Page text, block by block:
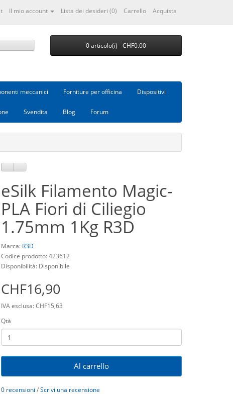
Il mio account Lista dei desideri (0) Carrello Acquista
0 articolo(i) - CHF0.00
meccanici Forniture per officina Dispositivi
Svendita Blog Forum
eSilk Filamento Magic-
PLA Fiori di Ciliegio
1.75mm 1Kg R3D
Marca: R3D
Codice prodotto: 423612
Disponibilità: Disponibile
CHF16,90
IVA esclusa: CHF15,63
Qtà
Al carrello
0 recensioni /Scrivi una recensione